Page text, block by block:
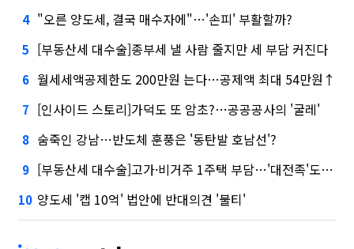
4 "오른 양도세, 결국 매수자에"…'손피' 부활할까?
5 [부동산세 대수술]종부세 낼 사람 줄지만 세 부담 커진다
6 월세세액공제한도 200만원 는다…공제액 최대 54만원↑
7 [인사이드 스토리]가덕도 또 암초?…공공공사의 '굴레'
8 숨죽인 강남…반도체 훈풍은 '동탄발 호남선'?
9 [부동산세 대수술]고가·비거주 1주택 부담…'대전족'도 불똥
10 양도세 '캡 10억' 법안에 반대의견 '불티'